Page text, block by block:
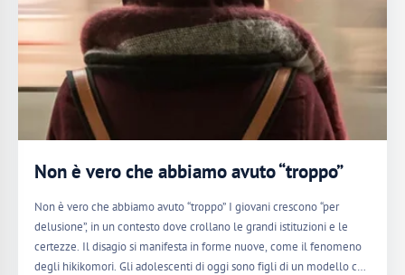
Non è vero che abbiamo avuto “troppo”
Non è vero che abbiamo avuto “troppo” I giovani crescono “per
delusione”, in un contesto dove crollano le grandi istituzioni e le
certezze. Il disagio si manifesta in forme nuove, come il fenomeno
degli hikikomori. Gli adolescenti di oggi sono figli di un modello che